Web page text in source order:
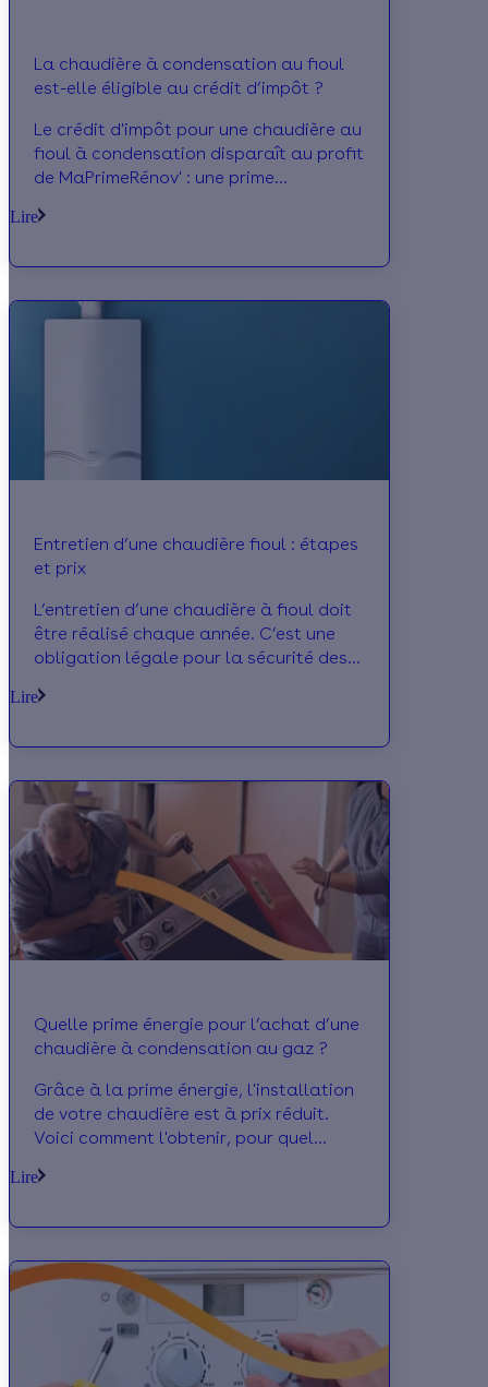
La chaudière à condensation au fioul
est-elle éligible au crédit d’impôt ?
Le crédit d'impôt pour une chaudière au
fioul à condensation disparaît au profit
de MaPrimeRénov' : une prime
et d’un crédit d’impôt forfaitaire pour
Lire
Entretien d’une chaudière fioul : étapes
et prix
L’entretien d’une chaudière à fioul doit
être réalisé chaque année. C’est une
obligation légale pour la sécurité des
fioul et sa durée de vie.
Lire
Quelle prime énergie pour l’achat d’une
chaudière à condensation au gaz ?
Grâce à la prime énergie, l'installation
de votre chaudière est à prix réduit.
Voici comment l'obtenir, pour quel
cumuler.
Lire